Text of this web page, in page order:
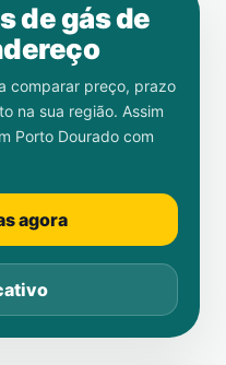
de gás de
comparar preço, prazo
na sua região. Assim
Porto Dourado com
agora